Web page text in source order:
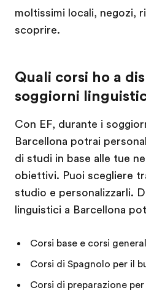
moltissimi locali, negozi,
scoprire.
Quali corsi ho a
soggiorni
Con EF, durante i
Barcellona potrai
di studi in base alle tue
obiettivi. Puoi scegliere
studio e personalizzarli.
linguistici a Barcellona
Corsi base e corsi
Corsi di Spagnolo per il
Corsi di preparazione